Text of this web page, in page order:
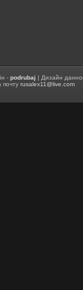
-podrubaj | Дизайн
почтуrusalex11@live.com